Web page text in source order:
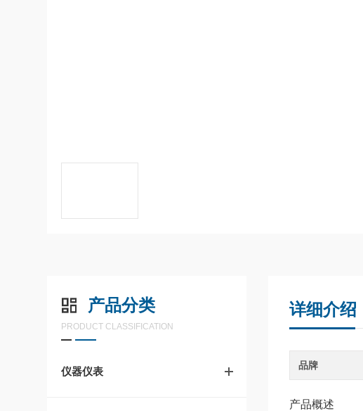
产品分类
PRODUCT CLASSIFICATION
仪器仪表
详细介绍
品牌
产品概述